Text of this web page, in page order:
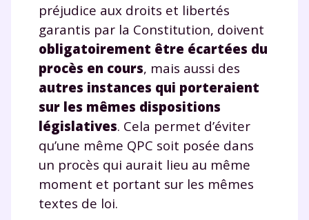
préjudice aux droits et libertés
garantis par la Constitution, doivent
obligatoirement être écartées du
procès en cours, mais aussi des
autres instances qui porteraient
sur les mêmes dispositions
législatives. Cela permet d’éviter
qu’une même QPC soit posée dans
un procès qui aurait lieu au même
moment et portant sur les mêmes
textes de loi.